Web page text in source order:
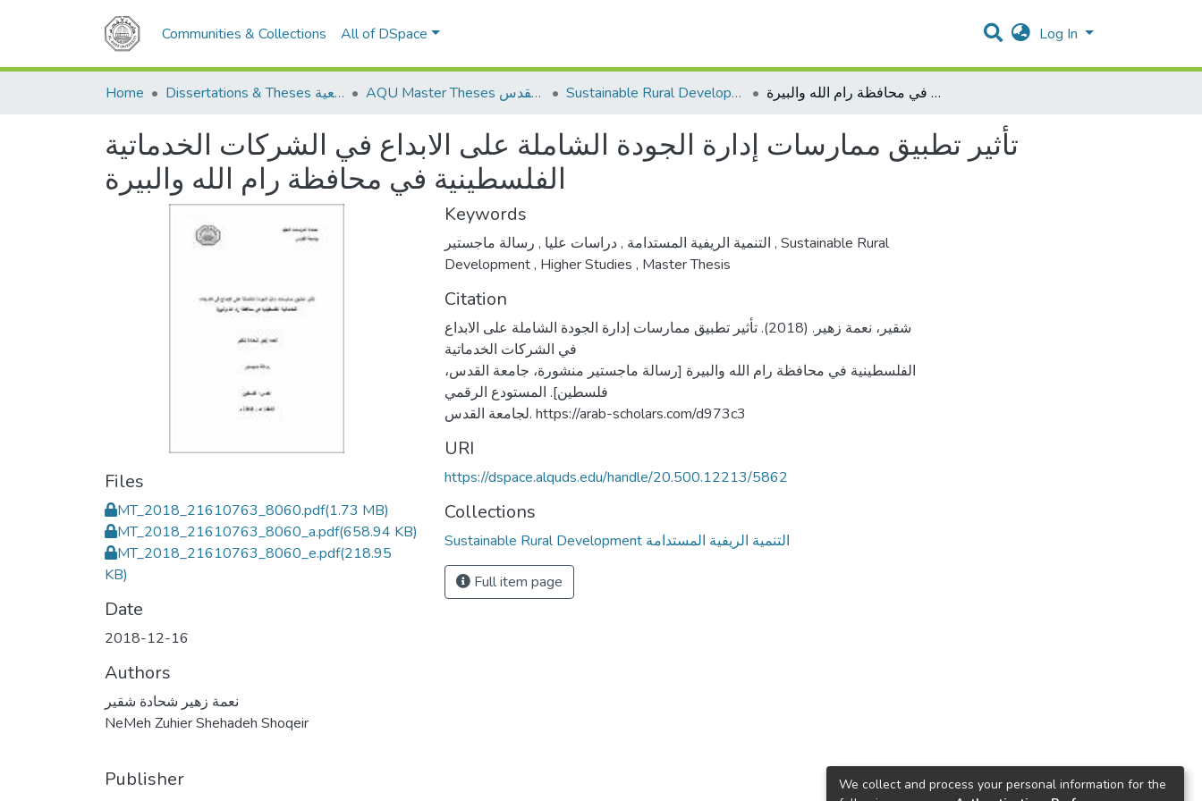
Communities & Collections All of DSpace Log In
Home Dissertations & Theses الرسائل الجامعية AQU Master Theses الرسائل الجامعية الخاصة بجامعة القدس Sustainable Rural Development التنمية الريفية المستدامة تأثير تطبيق ممارسات إدارة الجودة الشاملة على الابداع في الشركات الخدماتية الفلسطينية في محافظة رام الله والبيرة
تأثير تطبيق ممارسات إدارة الجودة الشاملة على الابداع في الشركات الخدماتية
الفلسطينية في محافظة رام الله والبيرة
Files
MT_2018_21610763_8060.pdf(1.73 MB)
MT_2018_21610763_8060_a.pdf(658.94 KB)
MT_2018_21610763_8060_e.pdf(218.95
KB)
Date
2018-12-16
Authors
نعمة زهير شحادة شقير
NeMeh Zuhier Shehadeh Shoqeir
Publisher
Keywords
التنمية الريفية المستدامة ,دراسات عليا , , Sustainable Rural
Development, Higher Studies , Master Thesis
Citation
شقير، نعمة زهير. (2018). تأثير تطبيق ممارسات إدارة الجودة الشاملة على الابداع
في الشركات الخدماتية
الفلسطينية في محافظة رام الله والبيرة [رسالة ماجستير منشورة، جامعة القدس،
فلسطين]. المستودع الرقمي
لجامعة القدس. https://arab-scholars.com/d973c3
URI
https://dspace.alquds.edu/handle/20.500.12213/5862
Collections
Sustainable Rural Development التنمية الريفية المستدامة
Full item page
We collect and process your personal information for the